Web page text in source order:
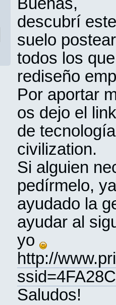
descubrí
suelo
todos los
rediseño
Por aportar
os dejo el
de
civilization.
Si alguien
pedírmelo,
ayudado la
ayudar al
yo
http://
Saludos!